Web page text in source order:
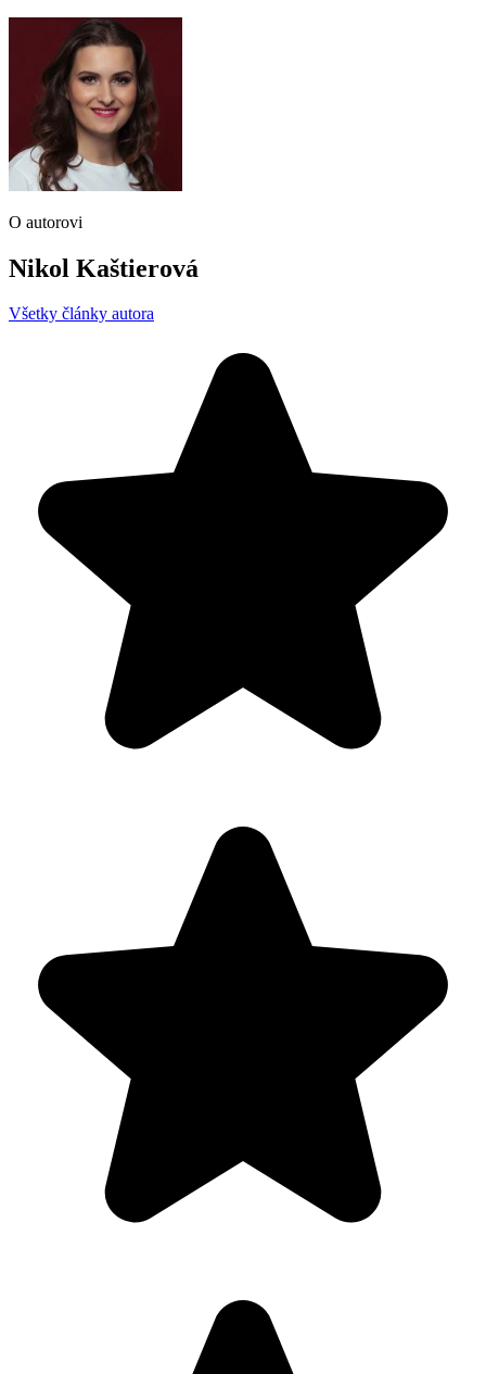
O autorovi
Nikol Kaštierová
Všetky články autora